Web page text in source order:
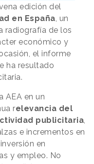
edición del
en España , un
radiografía de los
económico y
el informe
ha resultado
AEA en un
relevancia del
publicitaria
e incrementos en
en
y empleo. No